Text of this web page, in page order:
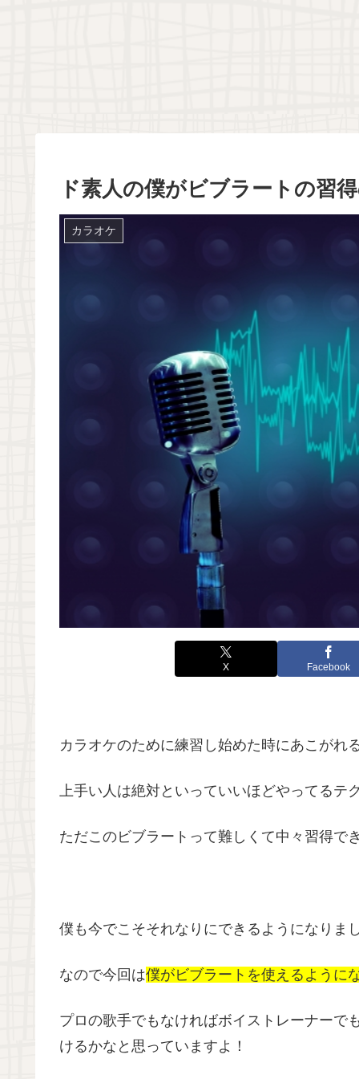
ド素人の僕がビブラートの習
カラオケ
X Facebook
カラオケのために練習し始めた時にあこがれ
上手い人は絶対といっていいほどやってるテ
ただこのビブラートって難しくて中々習得で
僕も今でこそそれなりにできるようになりま
なので今回は僕がビブラートを使えるように
プロの歌手でもなければボイストレーナーで
けるかなと思っていますよ！